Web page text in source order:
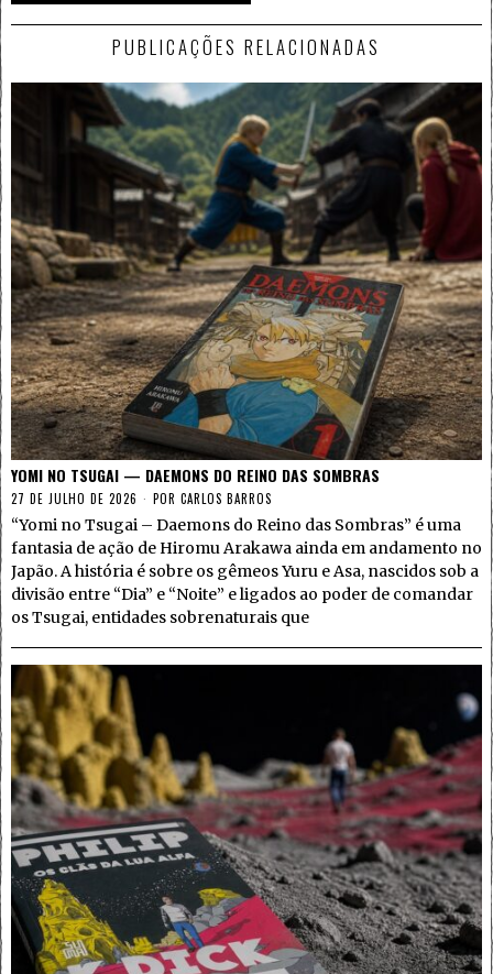
PUBLICAÇÕES RELACIONADAS
YOMI NO TSUGAI — DAEMONS DO REINO DAS SOMBRAS
27 DE JULHO DE 2026 POR CARLOS BARROS
“Yomi no Tsugai – Daemons do Reino das Sombras” é uma
fantasia de ação de Hiromu Arakawa ainda em andamento no
Japão. A história é sobre os gêmeos Yuru e Asa, nascidos sob a
divisão entre “Dia” e “Noite” e ligados ao poder de comandar
os Tsugai, entidades sobrenaturais que